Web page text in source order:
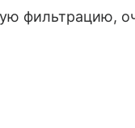
фильтрацию,